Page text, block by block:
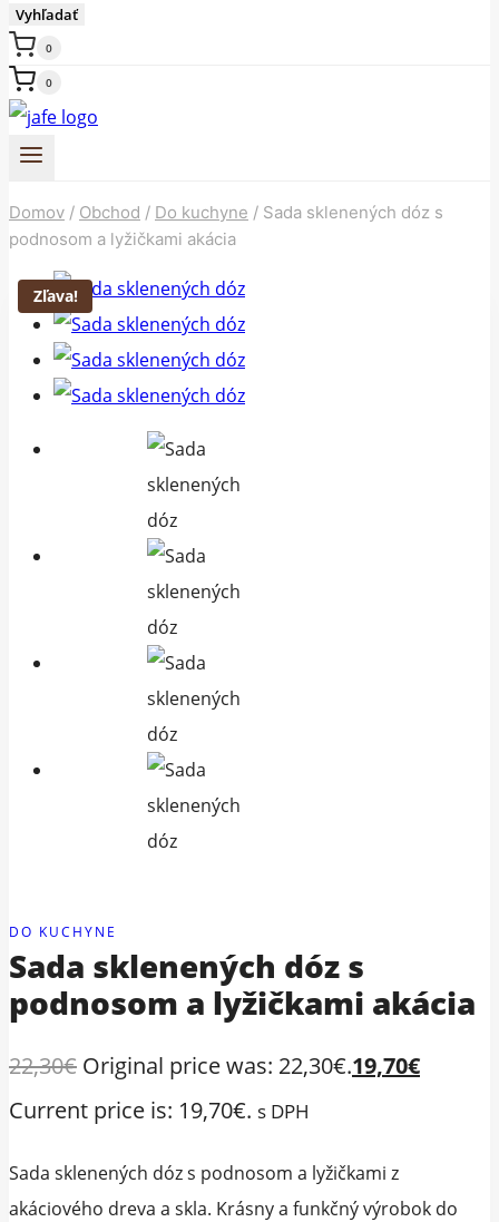
Vyhľadať
0
0
Domov / Obchod / Do kuchyne / Sada sklenených dóz s
podnosom a lyžičkami akácia
Zľava!
DO KUCHYNE
Sada sklenených dóz s
podnosom a lyžičkami akácia
22,30€ Original price was: 22,30€.19,70€
Current price is: 19,70€. s DPH
Sada sklenených dóz s podnosom a lyžičkami z
akáciového dreva a skla. Krásny a funkčný výrobok do